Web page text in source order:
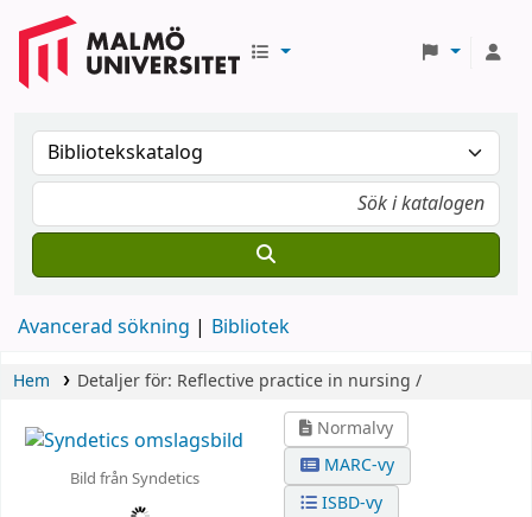
Avancerad sökning Bibliotek
Hem Detaljer för: Reflective practice in nursing /
Bild från Syndetics
Normalvy
MARC-vy
ISBD-vy